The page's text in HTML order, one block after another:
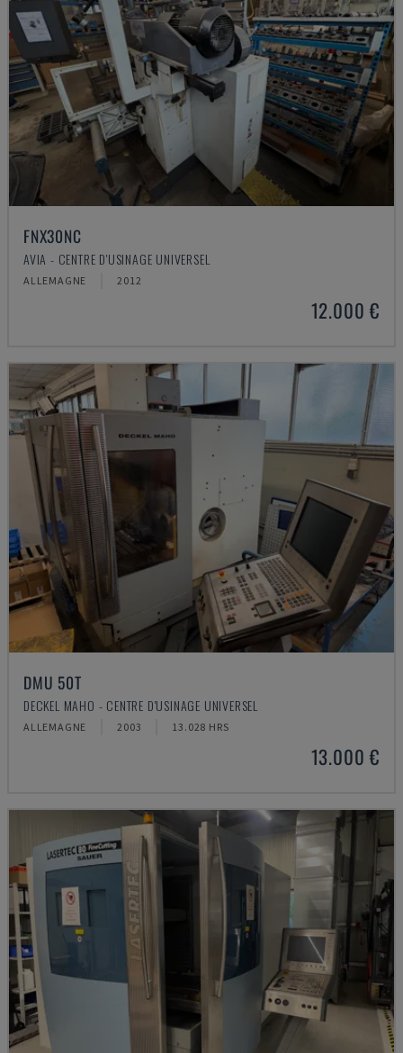
FNX30NC
AVIA - CENTRE D'USINAGE UNIVERSEL
ALLEMAGNE 2012
12.000 €
DMU 50T
DECKEL MAHO - CENTRE D'USINAGE UNIVERSEL
ALLEMAGNE 2003 13.028 HRS
13.000 €